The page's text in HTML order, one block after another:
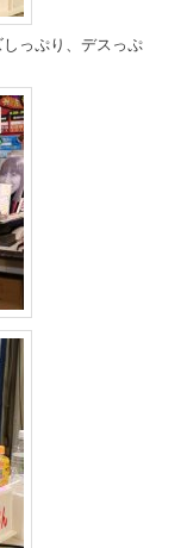
っぷり、デスっぷ